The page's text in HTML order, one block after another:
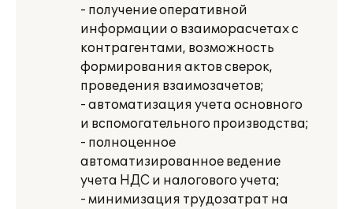
- получение оперативной
информации о взаиморасчетах с
контрагентами, возможность
формирования актов сверок,
проведения взаимозачетов;
- автоматизация учета основного
и вспомогательного производства;
- полноценное
автоматизированное ведение
учета НДС и налогового учета;
- минимизация трудозатрат на